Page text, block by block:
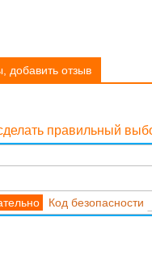
добавить отзыв
правильный
Код безопасности